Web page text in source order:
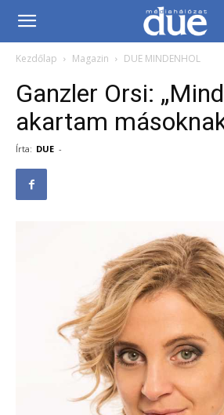
DUE
Médiahálózat…
Kezdőlap Magazin DUE MINDENHOL
Ganzler Orsi:
akartam
Írta: DUE -